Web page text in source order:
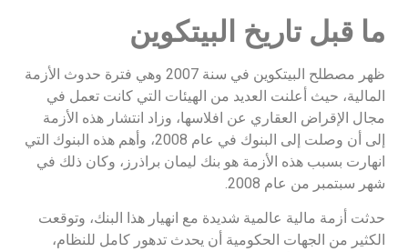
ما قبل تاريخ البيتكوين
ظهر مصطلح البيتكوين في سنة 2007 وهي فترة حدوث الأزمة
المالية، حيث أعلنت العديد من الهيئات التي كانت تعمل في
مجال الإقراض العقاري عن افلاسها، وزاد انتشار هذه الأزمة
إلى أن وصلت إلى البنوك في عام 2008، وأهم هذه البنوك التي
انهارت بسبب هذه الأزمة هو بنك ليمان براذرز، وكان ذلك في
شهر سبتمبر من عام 2008.
حدثت أزمة مالية عالمية شديدة مع انهيار هذا البنك، وتوقعت
الكثير من الجهات الحكومية أن يحدث تدهور كامل للنظام،